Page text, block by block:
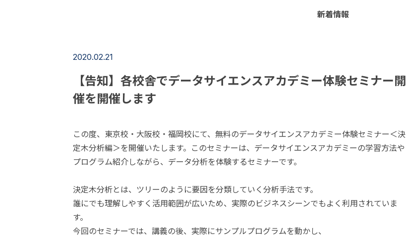
新着情報
2020.02.21
【告知】各校舎でデータサイエンスアカデミー体験セミナー開
催を開催します
この度、東京校・大阪校・福岡校にて、無料のデータサイエンスアカデミー体験セミナー＜決
定木分析編＞を開催いたします。このセミナーは、データサイエンスアカデミーの学習方法や
プログラム紹介しながら、データ分析を体験するセミナーです。
決定木分析とは、ツリーのように要因を分類していく分析手法です。
誰にでも理解しやすく活用範囲が広いため、実際のビジネスシーンでもよく利用されていま
す。
今回のセミナーでは、講義の後、実際にサンプルプログラムを動かし、